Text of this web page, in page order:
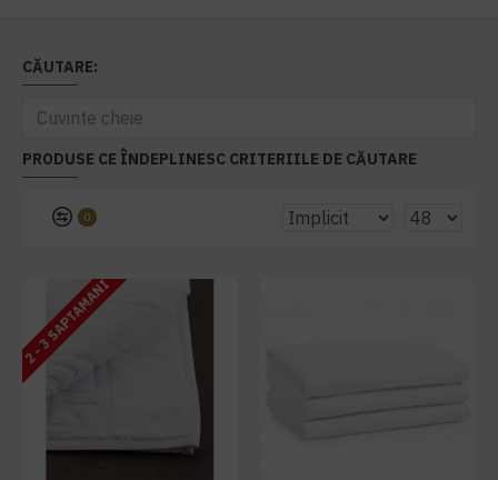
CĂUTARE:
PRODUSE CE ÎNDEPLINESC CRITERIILE DE CĂUTARE
0
2 - 3 SAPTAMANI